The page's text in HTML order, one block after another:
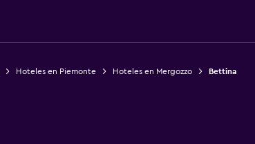
Hoteles en Piemonte Hoteles en Mergozzo Bettina